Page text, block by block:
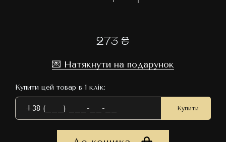
273 ₴
💌 Натякнути на подарунок
Купити цей товар в 1 клік:
Купити